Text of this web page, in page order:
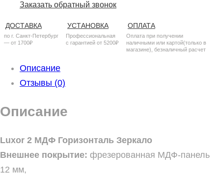
Заказать обратный звонок
ДОСТАВКА
по г. Санкт-Петербург
— от 1700₽
УСТАНОВКА
Профессиональная
с гарантией от 5200₽
ОПЛАТА
Оплата при получении
наличными или картой(только в
магазине), безналичный расчет
Описание
Отзывы (0)
Описание
Luxor 2 МДФ Горизонталь Зеркало
Внешнее покрытие: фрезерованная МДФ-панель
12 мм,